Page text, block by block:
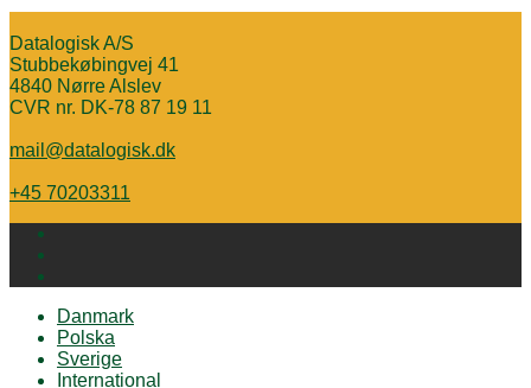
Datalogisk A/S
Stubbekøbingvej 41
4840 Nørre Alslev
CVR nr. DK-78 87 19 11
mail@datalogisk.dk
+45 70203311
Danmark
Polska
Sverige
International